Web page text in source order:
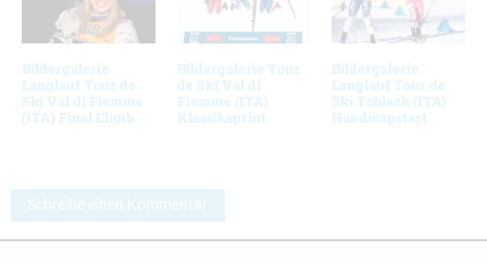
Bildergalerie
Langlauf Tour de
Ski Val di Fiemme
(ITA) Final Climb
Bildergalerie Tour
de Ski Val di
Fiemme (ITA)
Klassiksprint
Bildergalerie
Langlauf Tour de
Ski Toblach (ITA)
Handicapstart
Schreibe einen Kommentar